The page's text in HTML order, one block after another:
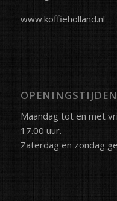
www.koffieholland.nl
OPENINGSTIJDEN
Maandag tot en met
17.00 uur.
Zaterdag en zondag